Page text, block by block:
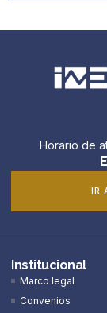
Horario de
IR
Institucional
Marco legal
Convenios